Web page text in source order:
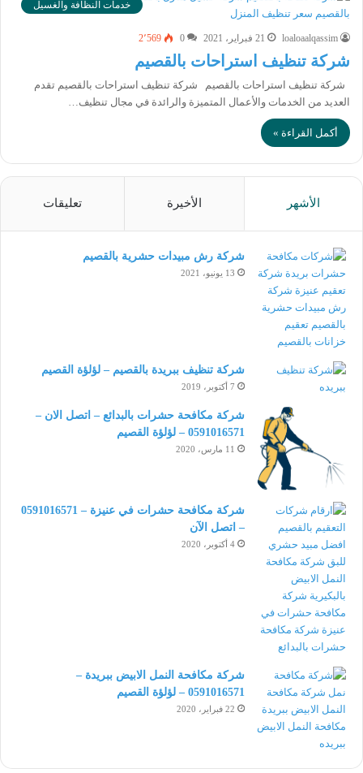
خدمات النظافة والغسيل
loaloaalqassim 21 فبراير، 2021 0 2٬569
شركة تنظيف استراحات بالقصيم
شركة تنظيف استراحات بالقصيم شركة تنظيف استراحات بالقصيم تقدم
العديد من الخدمات والأعمال المتميزة والرائدة في مجال تنظيف…
أكمل القراءة »
الأشهر الأخيرة تعليقات
شركة رش مبيدات حشرية بالقصيم
13 يونيو، 2021
شركة تنظيف ببريدة بالقصيم – لؤلؤة القصيم
7 أكتوبر، 2019
شركة مكافحة حشرات بالبدائع – اتصل الان –
0591016571 – لؤلؤة القصيم
11 مارس، 2020
شركة مكافحة حشرات في عنيزة – 0591016571
– اتصل الآن
4 أكتوبر، 2020
شركة مكافحة النمل الابيض ببريدة –
0591016571 – لؤلؤة القصيم
22 فبراير، 2020